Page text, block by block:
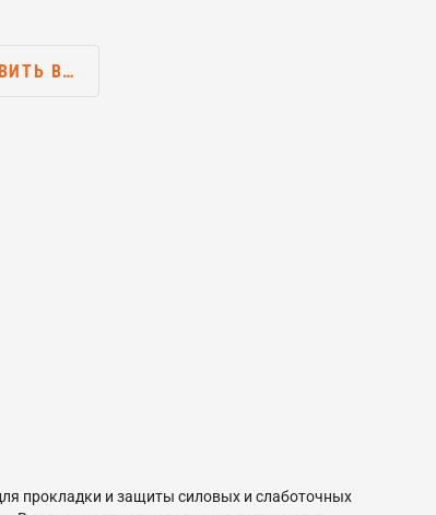
В…
прокладки и защиты силовых и слаботочных